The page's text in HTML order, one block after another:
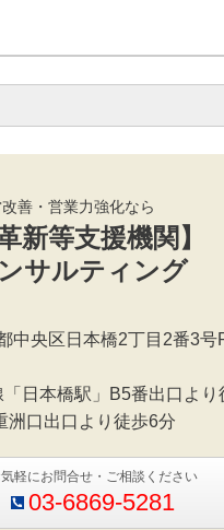
善・営業力強化なら
新等支援機関】
サルティング
中央区日本橋2丁目2番3号
日本橋駅」B5番出口より
洲口出口より徒歩6分
軽にお問合せ・ご相談ください
03-6869-5281